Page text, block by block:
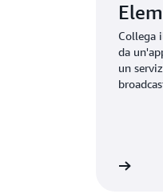
Collega
da
un